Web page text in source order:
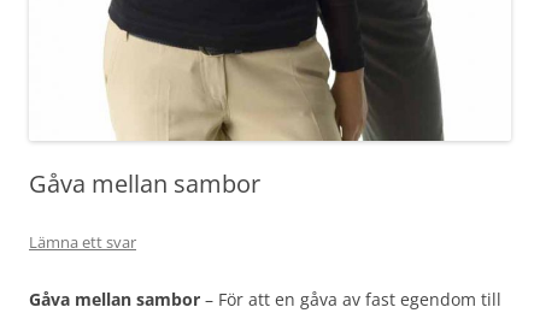
Gåva mellan sambor
Lämna ett svar
Gåva mellan sambor – För att en gåva av fast egendom till